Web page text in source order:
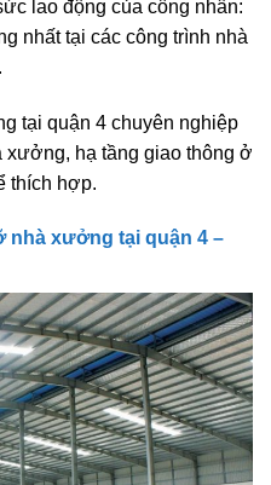
lao động của công nhân:
nhất tại các công trình nhà
tại quận 4 chuyên nghiệp
xưởng, hạ tầng giao thông ở
thích hợp.
nhà xưởng tại quận 4 –